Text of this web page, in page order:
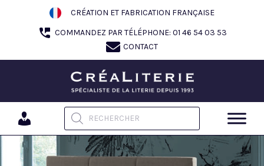
CRÉATION ET FABRICATION FRANÇAISE
COMMANDEZ PAR TÉLÉPHONE: 01 46 54 03 53
CONTACT
Recherche de produits